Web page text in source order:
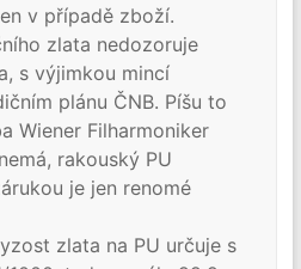
v případě zboží.
zlata nedozoruje
s výjimkou mincí
plánu ČNB. Píšu to
Wiener Filharmoniker
rakouský PU
je jen renomé
zlata na PU určuje s